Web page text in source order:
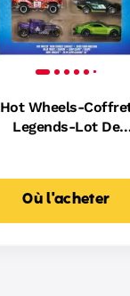
Hot Wheels-
Legends-Lot De
Où l'acheter